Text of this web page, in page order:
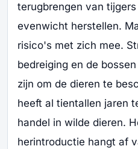
terugbrengen van
evenwicht herstellen.
risico's met zich mee.
bedreiging en de
zijn om de dieren te
heeft al tientallen jaren
handel in wilde dieren.
herintroductie hangt af